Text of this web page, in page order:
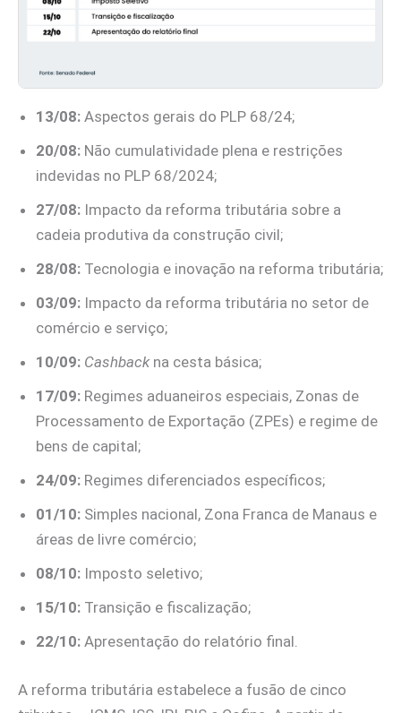
13/08: Aspectos gerais do PLP 68/24;
20/08: Não cumulatividade plena e restrições
indevidas no PLP 68/2024;
27/08: Impacto da reforma tributária sobre a
cadeia produtiva da construção civil;
28/08: Tecnologia e inovação na reforma tributária;
03/09: Impacto da reforma tributária no setor de
comércio e serviço;
10/09: Cashbackna cesta básica;
17/09: Regimes aduaneiros especiais, Zonas de
Processamento de Exportação (ZPEs) e regime de
bens de capital;
24/09: Regimes diferenciados específicos;
01/10: Simples nacional, Zona Franca de Manaus e
áreas de livre comércio;
08/10: Imposto seletivo;
15/10: Transição e fiscalização;
22/10: Apresentação do relatório final.
A reforma tributária estabelece a fusão de cinco